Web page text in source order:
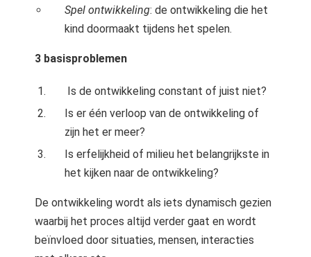
Spel ontwikkeling: de ontwikkeling die het
kind doormaakt tijdens het spelen.
3 basisproblemen
Is de ontwikkeling constant of juist niet?
Is er één verloop van de ontwikkeling of
zijn het er meer?
Is erfelijkheid of milieu het belangrijkste in
het kijken naar de ontwikkeling?
De ontwikkeling wordt als iets dynamisch gezien
waarbij het proces altijd verder gaat en wordt
beïnvloed door situaties, mensen, interacties